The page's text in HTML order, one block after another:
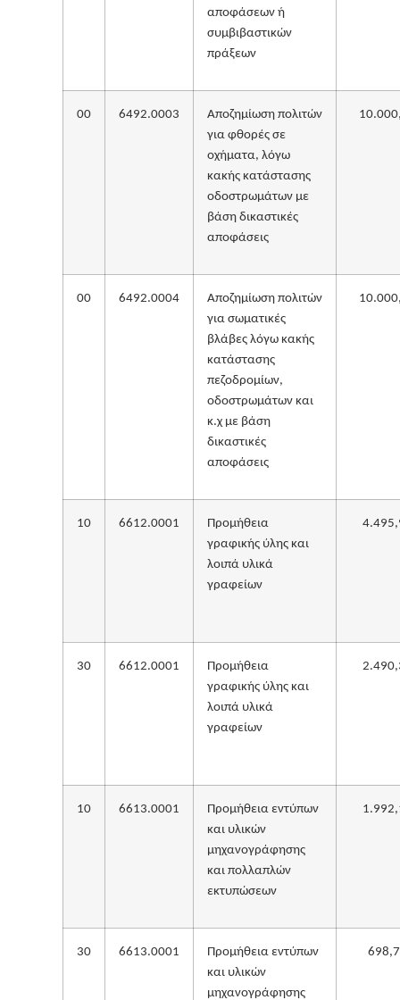
αποφάσεων ή
συμβιβαστικών
πράξεων
00 6492.0003
Αποζημίωση πολιτών
για φθορές σε
οχήματα, λόγω
κακής κατάστασης
οδοστρωμάτων με
βάση δικαστικές
αποφάσεις
00 6492.0004
Αποζημίωση πολιτών
για σωματικές
βλάβες λόγω κακής
κατάστασης
πεζοδρομίων,
οδοστρωμάτων και
κ.χ με βάση
δικαστικές
αποφάσεις
10 6612.0001
Προμήθεια
γραφικής ύλης και
λοιπά υλικά
γραφείων
30 6612.0001
Προμήθεια
γραφικής ύλης και
λοιπά υλικά
γραφείων
10 6613.0001
Προμήθεια εντύπων
και υλικών
μηχανογράφησης
και πολλαπλών
εκτυπώσεων
30 6613.0001
Προμήθεια εντύπων
και υλικών
μηχανογράφησης